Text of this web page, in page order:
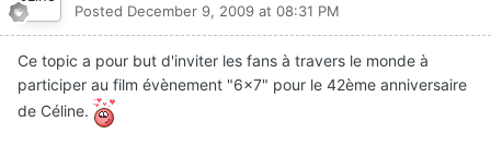
Posted December 9, 2009 at 08:31 PM
Ce topic a pour but d'inviter les fans à travers le monde à
participer au film évènement "6x7" pour le 42ème anniversaire
de Céline.